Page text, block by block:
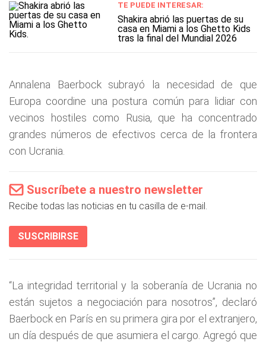
TE PUEDE INTERESAR:
Shakira abrió las puertas de su
casa en Miami a los Ghetto Kids
tras la final del Mundial 2026
Annalena Baerbock subrayó la necesidad de que
Europa coordine una postura común para lidiar con
vecinos hostiles como Rusia, que ha concentrado
grandes números de efectivos cerca de la frontera
con Ucrania.
Suscríbete a nuestro newsletter
Recibe todas las noticias en tu casilla de e-mail.
SUSCRIBIRSE
“La integridad territorial y la soberanía de Ucrania no
están sujetos a negociación para nosotros”, declaró
Baerbock en París en su primera gira por el extranjero,
un día después de que asumiera el cargo. Agregó que